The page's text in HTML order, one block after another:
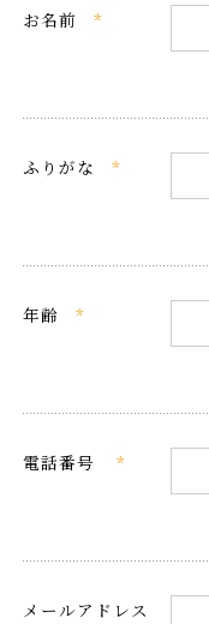
お名前 *
ふりがな *
年齢 *
電話番号 *
メールアドレス